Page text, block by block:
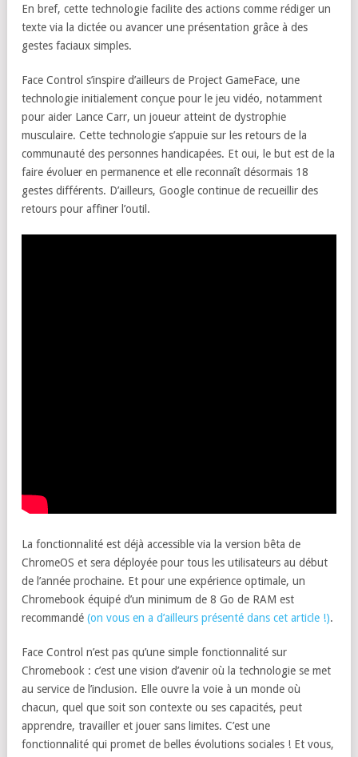
En bref, cette technologie facilite des actions comme rédiger un
texte via la dictée ou avancer une présentation grâce à des
gestes faciaux simples.
Face Control s’inspire d’ailleurs de Project GameFace, une
technologie initialement conçue pour le jeu vidéo, notamment
pour aider Lance Carr, un joueur atteint de dystrophie
musculaire. Cette technologie s’appuie sur les retours de la
communauté des personnes handicapées. Et oui, le but est de la
faire évoluer en permanence et elle reconnaît désormais 18
gestes différents. D’ailleurs, Google continue de recueillir des
retours pour affiner l’outil.
La fonctionnalité est déjà accessible via la version bêta de
ChromeOS et sera déployée pour tous les utilisateurs au début
de l’année prochaine. Et pour une expérience optimale, un
Chromebook équipé d’un minimum de 8 Go de RAM est
recommandé (on vous en a d’ailleurs présenté dans cet article !).
Face Control n’est pas qu’une simple fonctionnalité sur
Chromebook : c’est une vision d’avenir où la technologie se met
au service de l’inclusion. Elle ouvre la voie à un monde où
chacun, quel que soit son contexte ou ses capacités, peut
apprendre, travailler et jouer sans limites. C’est une
fonctionnalité qui promet de belles évolutions sociales ! Et vous,